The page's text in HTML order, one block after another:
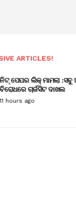
ARTICLES!
ନିଟ୍ ପେପର ଲିକ୍ ମାମଲା
ବିରୋଧରେ ଚାର୍ଜସିଟ ଦାଖଲ
11 hours ago